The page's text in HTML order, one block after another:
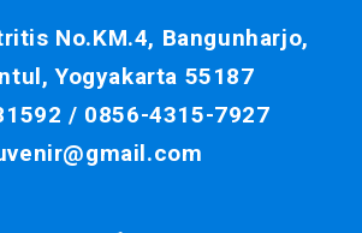
No.KM.4, Bangunharjo,
Yogyakarta 55187
/ 0856-4315-7927